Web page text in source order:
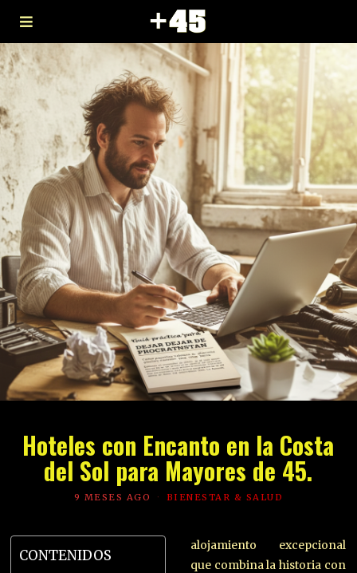
Hoteles con Encanto en la Costa
del Sol para Mayores de 45.
9 MESES AGO BIENESTAR & SALUD
CONTENIDOS
alojamiento excepcional
que combina la historia con